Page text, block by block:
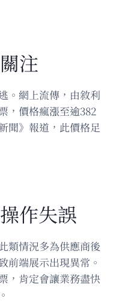
注
。網上流傳，由敘利
，價格瘋漲至逾382
聞》報道，此價格足
作失誤
類情況多為供應商後
前端展示出現異常。
，肯定會讓業務盡快